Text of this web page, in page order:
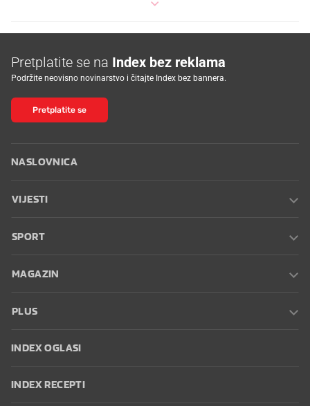
Pretplatite se na Index bez reklama
Podržite neovisno novinarstvo i čitajte Index bez bannera.
Pretplatite se
NASLOVNICA
VIJESTI
SPORT
MAGAZIN
PLUS
INDEX OGLASI
INDEX RECEPTI